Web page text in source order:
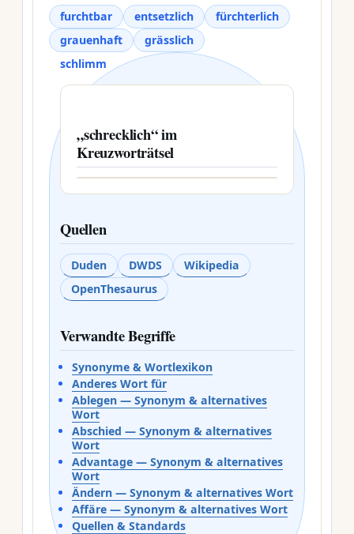
furchtbar entsetzlich
fürchterlich
grauenhaft
grässlich
schlimm
„schrecklich“ im
Kreuzworträtsel
Quellen
Duden DWDS
Wikipedia
OpenThesaurus
Verwandte Begriffe
Synonyme & Wortlexikon
Anderes Wort für
Ablegen — Synonym & alternatives
Wort
Abschied — Synonym & alternatives
Wort
Advantage — Synonym & alternatives
Wort
Ändern — Synonym & alternatives Wort
Affäre — Synonym & alternatives Wort
Quellen & Standards